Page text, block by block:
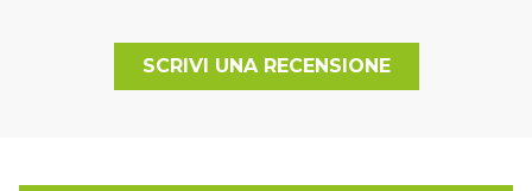
SCRIVI UNA RECENSIONE